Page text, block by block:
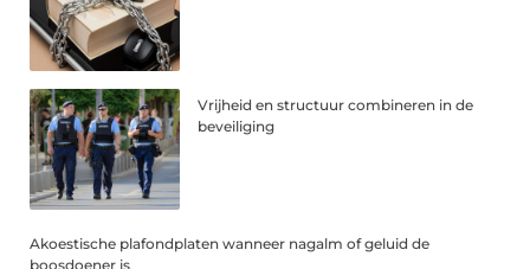
Vrijheid en structuur combineren in de
beveiliging
Akoestische plafondplaten wanneer nagalm of geluid de
boosdoener is